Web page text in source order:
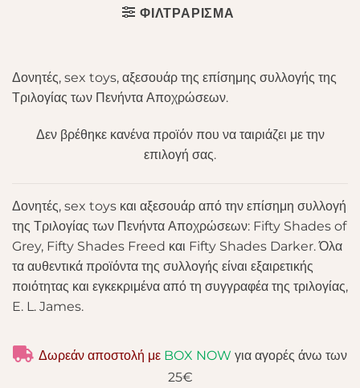
ΦΙΛΤΡΆΡΙΣΜΑ
Δονητές, sex toys, αξεσουάρ της επίσημης συλλογής της
Τριλογίας των Πενήντα Αποχρώσεων.
Δεν βρέθηκε κανένα προϊόν που να ταιριάζει με την
επιλογή σας.
Δονητές, sex toys και αξεσουάρ από την επίσημη συλλογή
της Τριλογίας των Πενήντα Αποχρώσεων: Fifty Shades of
Grey, Fifty Shades Freed και Fifty Shades Darker. Όλα
τα αυθεντικά προϊόντα της συλλογής είναι εξαιρετικής
ποιότητας και εγκεκριμένα από τη συγγραφέα της τριλογίας,
E. L. James.
Δωρεάν αποστολή με BOX NOW για αγορές άνω των
25€